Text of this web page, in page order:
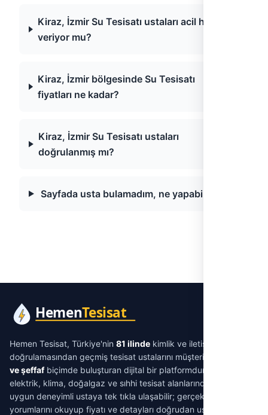
Kiraz, İzmir Su Tesisatı ustaları acil hizmet
veriyor mu?
Kiraz, İzmir bölgesinde Su Tesisatı
fiyatları ne kadar?
Kiraz, İzmir Su Tesisatı ustaları
doğrulanmış mı?
Sayfada usta bulamadım, ne yapabilirim?
Hemen Tesisat, Türkiye'nin 81 ilinde kimlik ve iletişim
doğrulamasından geçmiş tesisat ustalarını müşterilerle
ve şeffafbiçimde buluşturan dijital bir platformdur. Su tesisatı,
elektrik, klima, doğalgaz ve sıhhi tesisat alanlarında ihtiyacınıza
uygun deneyimli ustaya tek tıkla ulaşabilir; gerçek müşteri
yorumlarını okuyup fiyatı ve detayları doğrudan ustayla